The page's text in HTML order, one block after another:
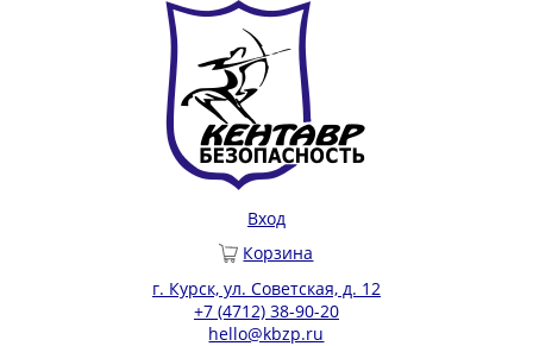
Вход
Корзина
г. Курск, ул. Советская, д. 12
+7 (4712) 38-90-20
hello@kbzp.ru